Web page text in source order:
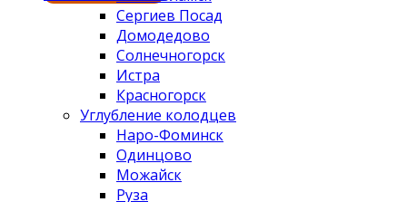
Сергиев Посад
Домодедово
Солнечногорск
Истра
Красногорск
Углубление колодцев
Наро-Фоминск
Одинцово
Можайск
Руза